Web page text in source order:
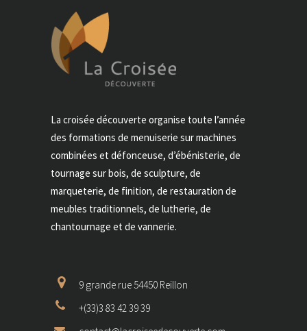
La croisée découverte organise toute l’année
des formations de menuiserie sur machines
combinées et défonceuse, d’ébénisterie, de
tournage sur bois, de sculpture, de
marqueterie, de finition, de restauration de
meubles traditionnels, de lutherie, de
chantournage et de vannerie.
9 grande rue 54450 Reillon
+(33)3 83 42 39 39